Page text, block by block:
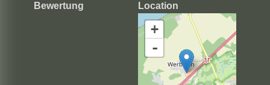
Bewertung Location
+
-